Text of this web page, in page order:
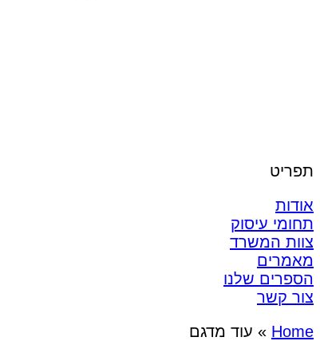
תפריט
אודות
תחומי עיסוק
צוות המשרד
מאמרים
הספרים שלנו
צור קשר
Home
» עוד מדגם